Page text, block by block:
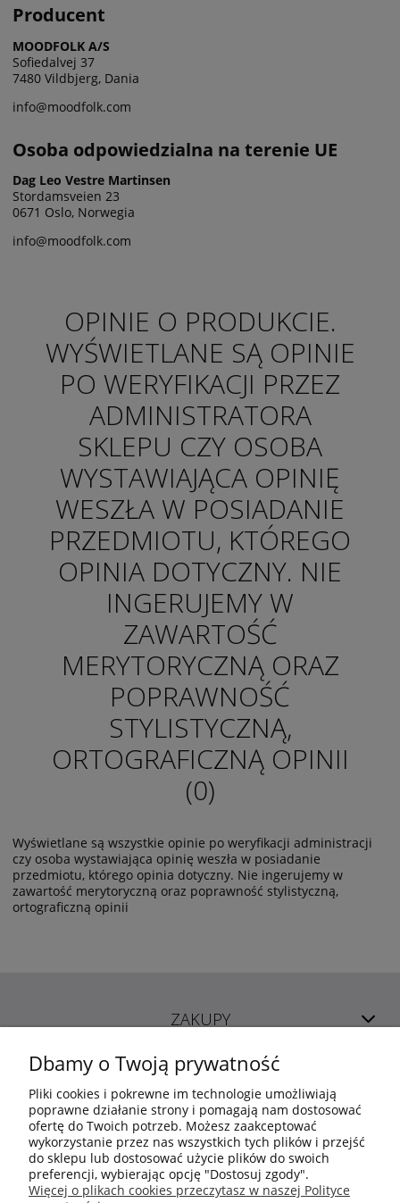
Producent
MOODFOLK A/S
Sofiedalvej 37
7480 Vildbjerg, Dania
info@moodfolk.com
Osoba odpowiedzialna na terenie UE
Dag Leo Vestre Martinsen
Stordamsveien 23
0671 Oslo, Norwegia
info@moodfolk.com
OPINIE O PRODUKCIE.
WYŚWIETLANE SĄ OPINIE
PO WERYFIKACJI PRZEZ
ADMINISTRATORA
SKLEPU CZY OSOBA
WYSTAWIAJĄCA OPINIĘ
WESZŁA W POSIADANIE
PRZEDMIOTU, KTÓREGO
OPINIA DOTYCZNY. NIE
INGERUJEMY W
ZAWARTOŚĆ
MERYTORYCZNĄ ORAZ
POPRAWNOŚĆ
STYLISTYCZNĄ,
ORTOGRAFICZNĄ OPINII
(0)
Wyświetlane są wszystkie opinie po weryfikacji administracji
czy osoba wystawiająca opinię weszła w posiadanie
przedmiotu, którego opinia dotyczny. Nie ingerujemy w
zawartość merytoryczną oraz poprawność stylistyczną,
ortograficzną opinii
ZAKUPY
POMOC
MOJE KONTO
INFORMACJE
Dbamy o Twoją prywatność
Pliki cookies i pokrewne im technologie umożliwiają
poprawne działanie strony i pomagają nam dostosować
ofertę do Twoich potrzeb. Możesz zaakceptować
wykorzystanie przez nas wszystkich tych plików i przejść
do sklepu lub dostosować użycie plików do swoich
preferencji, wybierając opcję "Dostosuj zgody".
Więcej o plikach cookies przeczytasz w naszej Polityce